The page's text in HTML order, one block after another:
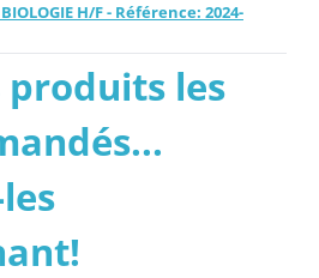
H/F - Référence: 2024-
produits les